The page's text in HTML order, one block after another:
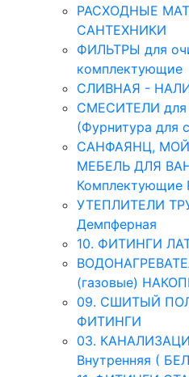
РАСХОДНЫЕ
САНТЕХНИКИ
ФИЛЬТРЫ для
комплектующие
СЛИВНАЯ -
СМЕСИТЕЛИ для
(Фурнитура для
САНФАЯНЦ,
МЕБЕЛЬ ДЛЯ
УТЕПЛИТЕЛИ
Демпферная
10. ФИТИНГИ
(газовые)
09. СШИТЫЙ
ФИТИНГИ
03.
Внутренняя (